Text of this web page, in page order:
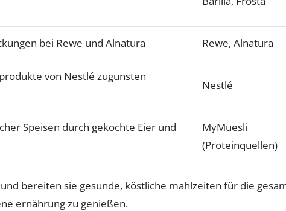
bei Rewe und Alnatura Rewe, Alnatura
von Nestlé zugunsten
Nestlé
Speisen durch gekochte Eier und
MyMuesli
(Proteinquellen)